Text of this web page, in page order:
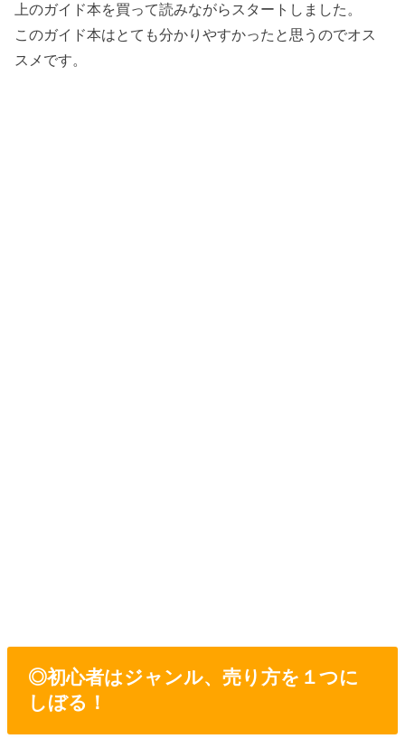
上のガイド本を買って読みながらスタートしました。
このガイド本はとても分かりやすかったと思うのでオス
スメです。
◎初心者はジャンル、売り方を１つに
しぼる！